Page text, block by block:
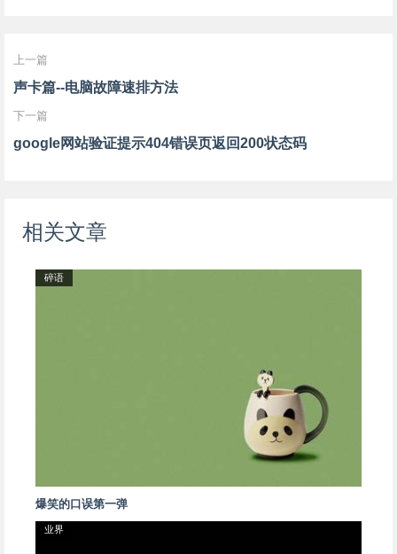
上一篇
声卡篇--电脑故障速排方法
下一篇
google网站验证提示404错误页返回200状态码
相关文章
碎语
爆笑的口误第一弹
业界